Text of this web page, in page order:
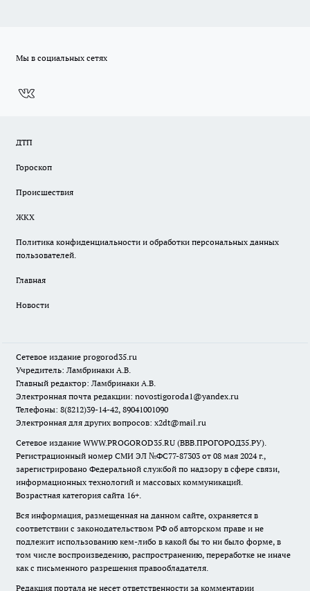
Мы в социальных сетях
ДТП
Гороскоп
Происшествия
ЖКХ
Политика конфиденциальности и обработки персональных данных
пользователей.
Главная
Новости
Сетевое издание progorod35.ru
Учредитель: Ламбринаки А.В.
Главный редактор: Ламбринаки А.В.
Электронная почта редакции: novostigoroda1@yandex.ru
Телефоны: 8(8212)39-14-42, 89041001090
Электронная для других вопросов: x2dt@mail.ru
Сетевое издание WWW.PROGOROD35.RU (ВВВ.ПРОГОРОД35.РУ).
Регистрационный номер СМИ ЭЛ №ФС77-87303 от 08 мая 2024 г.,
зарегистрировано Федеральной службой по надзору в сфере связи,
информационных технологий и массовых коммуникаций.
Возрастная категория сайта 16+.
Вся информация, размещенная на данном сайте, охраняется в
соответствии с законодательством РФ об авторском праве и не
подлежит использованию кем-либо в какой бы то ни было форме, в
том числе воспроизведению, распространению, переработке не иначе
как с письменного разрешения правообладателя.
Редакция портала не несет ответственности за комментарии